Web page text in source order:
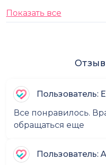
Показать все
Пользователь:
Все понравилось.
обращаться еще
Пользователь: